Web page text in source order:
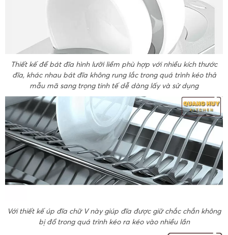
Thiết kế để bát đĩa hình lưỡi liềm phù hợp với nhiều kích thước
đĩa, khác nhau bát đĩa không rung lắc trong quá trình kéo thả
mẫu mã sang trọng tinh tế dễ dàng lấy và sử dụng
Với thiết kế úp đĩa chữ V này giúp đĩa được giữ chắc chắn không
bị đổ trong quá trình kéo ra kéo vào nhiều lần